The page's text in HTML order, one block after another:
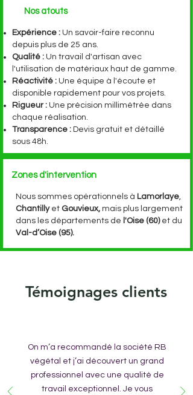
Nos atouts
Expérience : Un savoir-faire reconnu
depuis plus de 25 ans.
Qualité : Un travail d'artisan avec
l'utilisation de matériaux haut de gamme.
Réactivité : Une équipe à l'écoute et
disponible rapidement pour vos projets.
Rigueur : Une précision millimétrée dans
chaque réalisation.
Transparence : Devis gratuit et détaillé
sous 48h.
Zones d'intervention
Nous sommes opérationnels à Lamorlaye,
Chantilly et Gouvieux, mais plus largement
dans les départements de l'Oise (60) et du
Val-d’Oise (95).
Témoignages clients
On m’a recommandé la société RB
végétal et j’ai découvert un grand
professionnel avec une qualité de
travail exceptionnel. Je vous